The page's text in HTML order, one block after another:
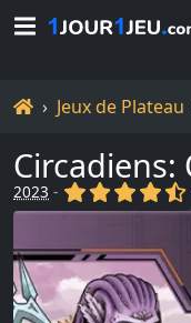
Accueil
Jeux de Plateau
Circadiens:
2023 - (x) (x) (x) (x)